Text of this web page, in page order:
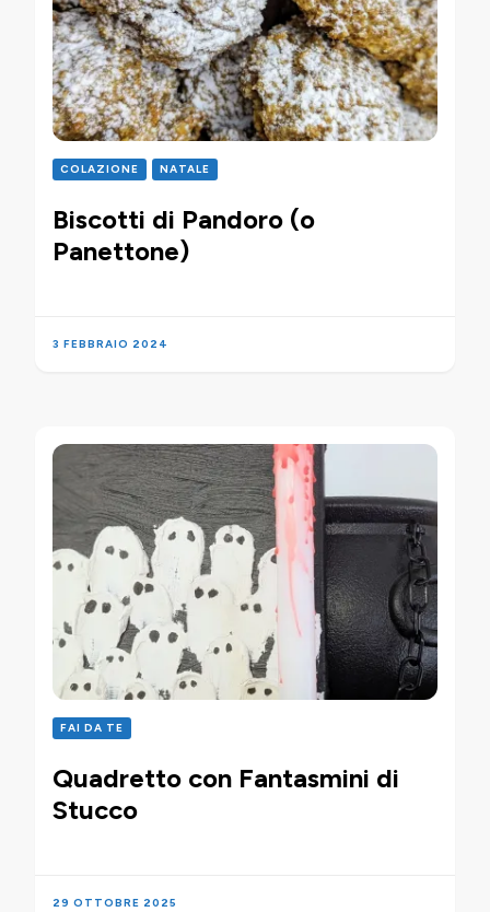
COLAZIONE NATALE
Biscotti di Pandoro (o
Panettone)
3 FEBBRAIO 2024
FAI DA TE
Quadretto con Fantasmini di
Stucco
29 OTTOBRE 2025